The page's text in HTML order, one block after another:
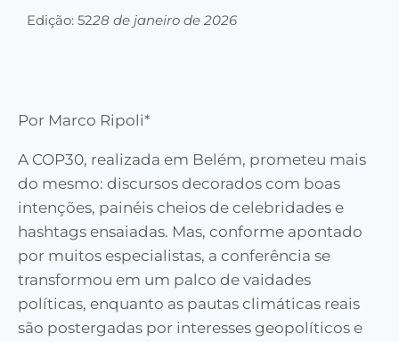
Edição: 5228 de janeiro de 2026
Por Marco Ripoli*
A COP30, realizada em Belém, prometeu mais
do mesmo: discursos decorados com boas
intenções, painéis cheios de celebridades e
hashtags ensaiadas. Mas, conforme apontado
por muitos especialistas, a conferência se
transformou em um palco de vaidades
políticas, enquanto as pautas climáticas reais
são postergadas por interesses geopolíticos e